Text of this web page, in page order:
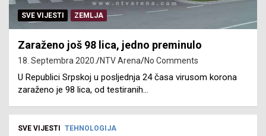
SVE VIJESTI ZEMLJA
Zaraženo još 98 lica, jedno preminulo
18. Septembra 2020. NTV Arena No Comments
U Republici Srpskoj u posljednja 24 časa virusom korona
zaraženo je 98 lica, od testiranih…
SVE VIJESTI TEHNOLOGIJA